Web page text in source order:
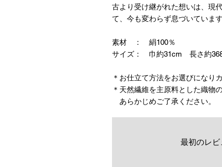
古より受け継がれた想いは、現
て、今も変わらず息づいています
素材 ： 絹100％
サイズ： 巾約31cm 長さ約
＊お仕立て方法をお選びになり
＊天然繊維を主原料とした織物
あらかじめご了承ください。
最初のレビ